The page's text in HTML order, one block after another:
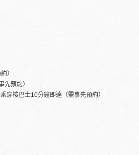
）
先預約）
穿梭巴士10分鐘即達（需事先預約）